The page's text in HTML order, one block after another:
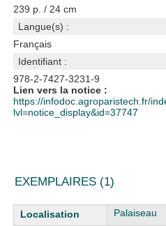
239 p. / 24 cm
Langue(s) :
Français
Identifiant :
978-2-7427-3231-9
Lien vers la notice :
https://infodoc.agroparistech.fr/
lvl=notice_display&id=37747
EXEMPLAIRES (1)
Liste des exemplaires Palaiseau